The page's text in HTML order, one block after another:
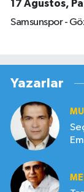
17 Ağustos,
Samsunspor -
Yazarlar